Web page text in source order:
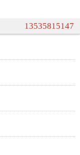
13535815147